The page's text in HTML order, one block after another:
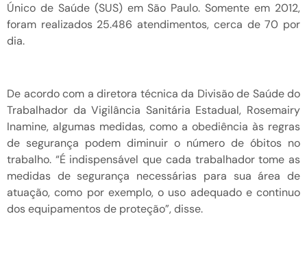
Único de Saúde (SUS) em São Paulo. Somente em 2012,
foram realizados 25.486 atendimentos, cerca de 70 por
dia.
De acordo com a diretora técnica da Divisão de Saúde do
Trabalhador da Vigilância Sanitária Estadual, Rosemairy
Inamine, algumas medidas, como a obediência às regras
de segurança podem diminuir o número de óbitos no
trabalho. “É indispensável que cada trabalhador tome as
medidas de segurança necessárias para sua área de
atuação, como por exemplo, o uso adequado e continuo
dos equipamentos de proteção”, disse.